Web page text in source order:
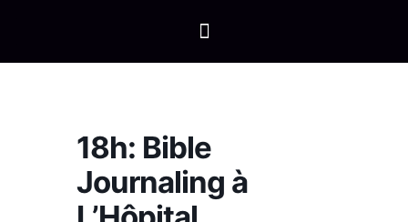
18h: Bible
Journaling à